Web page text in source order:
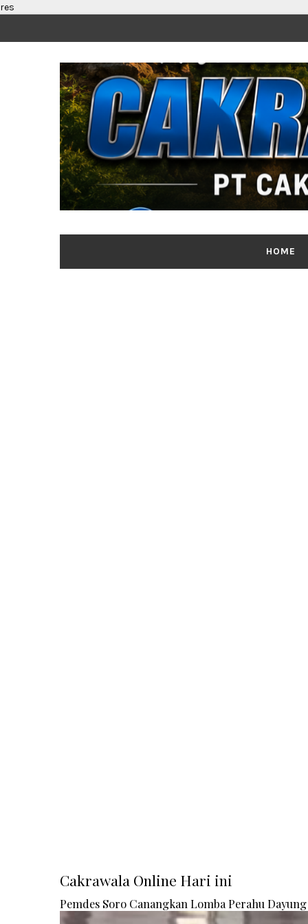
res
HOME
Cakrawala Online Hari ini
Pemdes Soro Canangkan Lomba Perahu